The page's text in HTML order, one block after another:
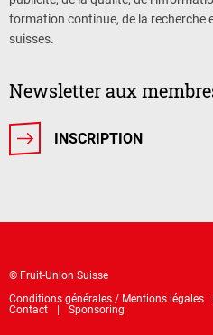
formation continue, de la recherche
suisses.
Newsletter aux
INSCRIPTION
© Fruit-Union Suisse
Conditions générales / Mentions légales
Contact
Sponsoring